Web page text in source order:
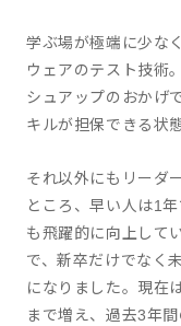
学ぶ場が極端に少な
ウェアのテスト技術
シュアップのおかげ
キルが担保できる状
それ以外にもリーダ
ところ、早い人は1
も飛躍的に向上して
で、新卒だけでなく
になりました。現在
まで増え、過去3年